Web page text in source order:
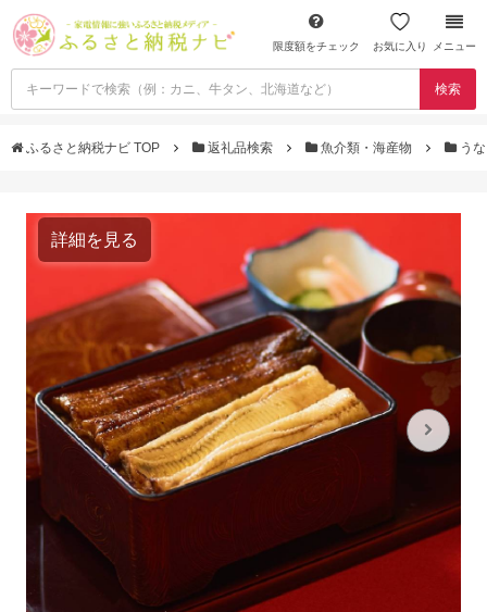
限度額をチェック お気に入り メニュー
検索
ふるさと納税ナビ TOP 返礼品検索 魚介類・海産物 う
詳細を見る